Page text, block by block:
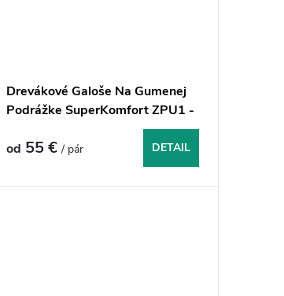
Drevákové Galoše Na Gumenej
Podrážke SuperKomfort ZPU1 -
od 55 €/ pár DETAIL